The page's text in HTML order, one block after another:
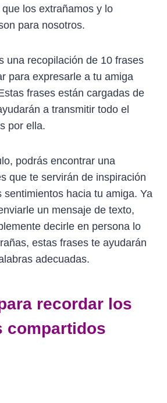
los extrañamos y lo
para nosotros.
una recopilación de 10 frases
para expresarle a tu amiga
frases están cargadas de
a transmitir todo el
por ella.
podrás encontrar una
que te servirán de inspiración
sentimientos hacia tu amiga. Ya
un mensaje de texto,
decirle en persona lo
estas frases te ayudarán
adecuadas.
recordar los
compartidos